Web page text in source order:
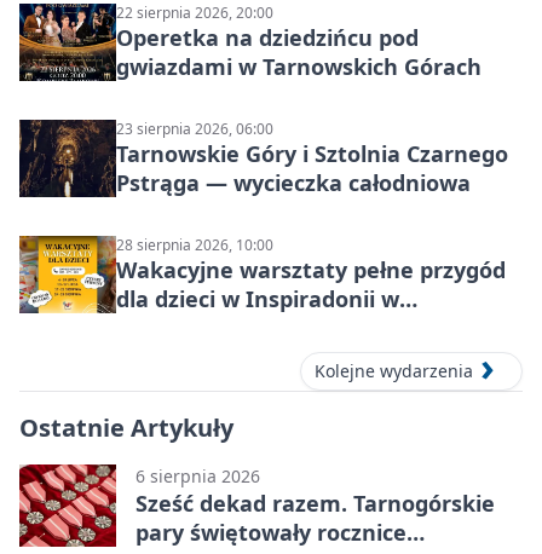
22 sierpnia 2026, 20:00
Operetka na dziedzińcu pod
gwiazdami w Tarnowskich Górach
23 sierpnia 2026, 06:00
Tarnowskie Góry i Sztolnia Czarnego
Pstrąga — wycieczka całodniowa
28 sierpnia 2026, 10:00
Wakacyjne warsztaty pełne przygód
dla dzieci w Inspiradonii w
Kolejne wydarzenia
Ostatnie Artykuły
6 sierpnia 2026
Sześć dekad razem. Tarnogórskie
pary świętowały rocznice